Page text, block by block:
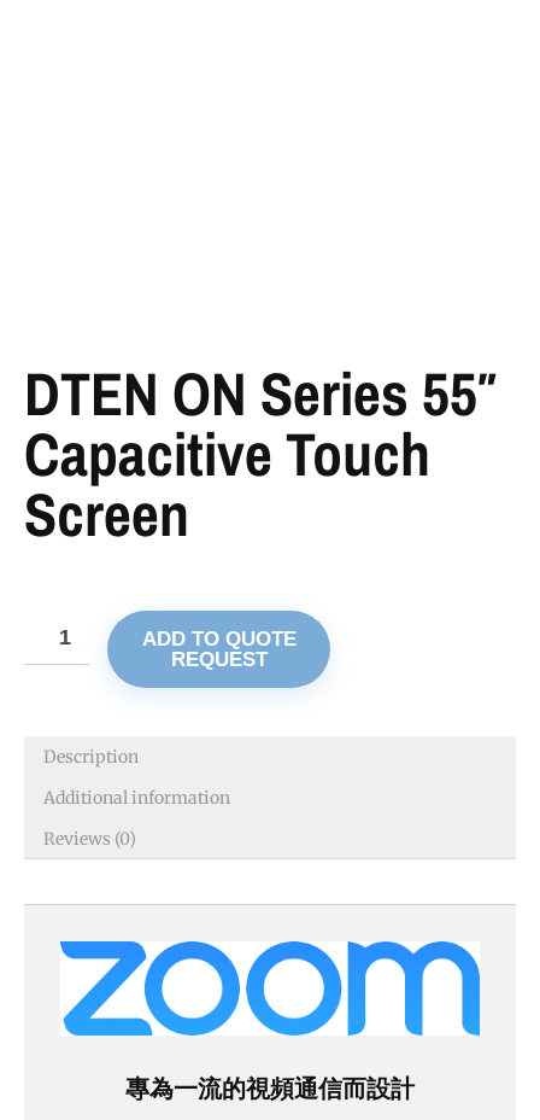
DTEN ON Series 55″
Capacitive Touch
Screen
ADD TO QUOTE
REQUEST
Description
Additional information
Reviews (0)
專為一流的視頻通信而設計